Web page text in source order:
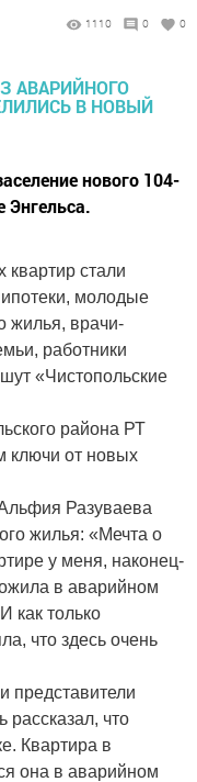
1110 0 0
нового 104-
Энгельса.
стали
молодые
жилья, врачи-
работники
«Чистопольские
района РТ
ключи от новых
Разуваева
жилья: «Мечта о
у меня, наконец-
в аварийном
как только
что здесь очень
представители
что
Квартира в
она в аварийном